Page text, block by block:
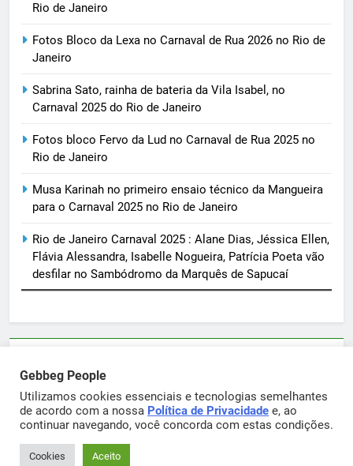
Rio de Janeiro
Fotos Bloco da Lexa no Carnaval de Rua 2026 no Rio de
Janeiro
Sabrina Sato, rainha de bateria da Vila Isabel, no
Carnaval 2025 do Rio de Janeiro
Fotos bloco Fervo da Lud no Carnaval de Rua 2025 no
Rio de Janeiro
Musa Karinah no primeiro ensaio técnico da Mangueira
para o Carnaval 2025 no Rio de Janeiro
Rio de Janeiro Carnaval 2025 : Alane Dias, Jéssica Ellen,
Flávia Alessandra, Isabelle Nogueira, Patrícia Poeta vão
desfilar no Sambódromo da Marquês de Sapucaí
sortimentos@yahoo.com.br
Gebbeg Powered ByBlazeThemes.
Gebbeg People
Utilizamos cookies essenciais e tecnologias semelhantes
de acordo com a nossa Política de Privacidade e, ao
continuar navegando, você concorda com estas condições.
Cookies Aceito